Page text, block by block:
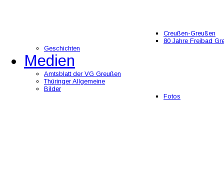
Creußen-Greußen
80 Jahre Freibad
Geschichten
Medien
Amtsblatt der VG Greußen
Thüringer Allgemeine
Bilder
Fotos